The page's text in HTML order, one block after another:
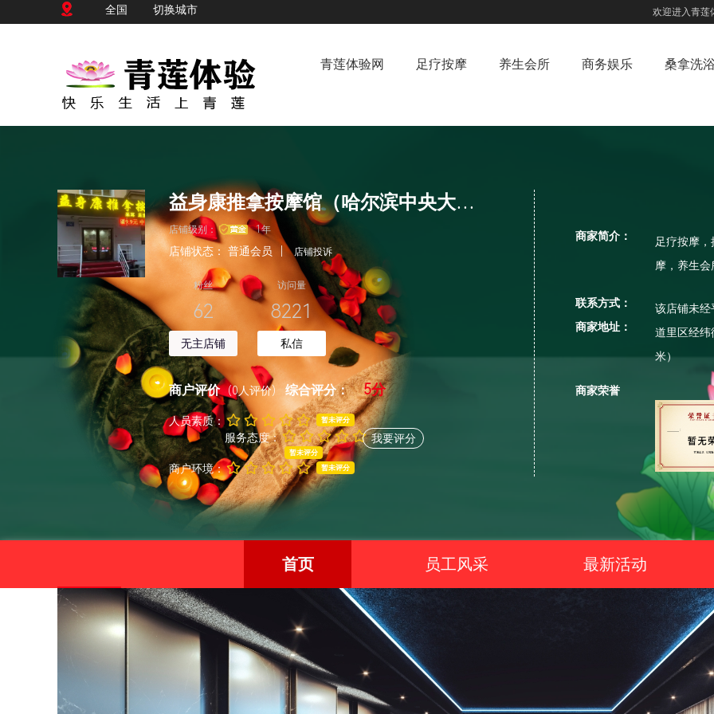
全国 切换城市 欢迎进入青莲
青莲体验网 足疗按摩 养生会所 商务娱乐 桑拿洗
益身康推拿按摩馆（哈尔滨中央大街店）
店铺级别： 1年
店铺状态： 普通会员 店铺投诉
粉丝
62
无主店铺
访问量
8221
私信
商户评价 (0人评价) 综合评分： 5分
人员素质： 暂未评分
服务态度：
暂未评分
商户环境： 暂未评分
我要评分
商家简介：
足疗按摩
摩，养生
联系方式：
该店铺未经
商家地址：
道里区经
米）
商家荣誉
首页 员工风采 最新活动